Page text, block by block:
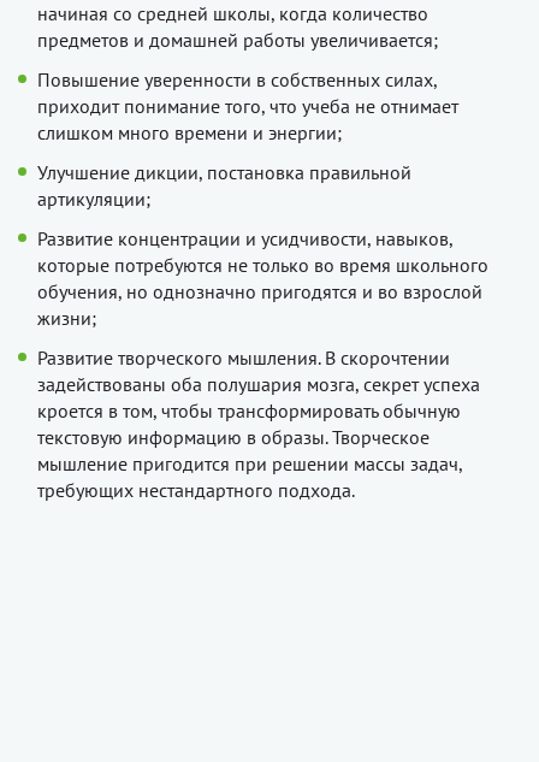
начиная со средней школы, когда количество
предметов и домашней работы увеличивается;
Повышение уверенности в собственных силах,
приходит понимание того, что учеба не отнимает
слишком много времени и энергии;
Улучшение дикции, постановка правильной
артикуляции;
Развитие концентрации и усидчивости, навыков,
которые потребуются не только во время школьного
обучения, но однозначно пригодятся и во взрослой
жизни;
Развитие творческого мышления. В скорочтении
задействованы оба полушария мозга, секрет успеха
кроется в том, чтобы трансформировать обычную
текстовую информацию в образы. Творческое
мышление пригодится при решении массы задач,
требующих нестандартного подхода.